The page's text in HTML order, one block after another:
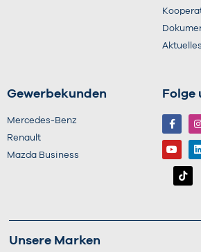
Aktuelles
Gewerbekunden
Mercedes-Benz
Renault
Mazda Business
Folge
Unsere Marken